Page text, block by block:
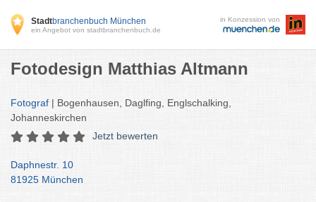
Stadtbranchenbuch München
ein Angebot von stadtbranchenbuch.de
in Konzession von
Fotodesign Matthias Altmann
Fotograf | Bogenhausen, Daglfing, Englschalking,
Johanneskirchen
Jetzt bewerten
Daphnestr. 10
81925 München